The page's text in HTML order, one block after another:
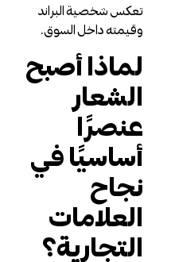
تعكس شخصية البراند
وقيمته داخل السوق.
لماذا أصبح
الشعار
عنصرًا
أساسيًا في
نجاح
العلامات
التجارية؟